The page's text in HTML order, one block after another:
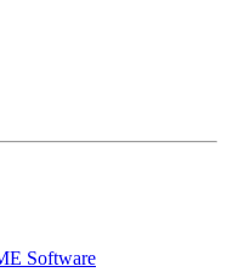
Software